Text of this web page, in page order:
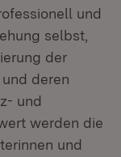
und
selbst,
der
deren
und
werden die
und